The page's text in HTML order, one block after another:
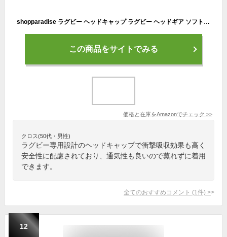
shopparadise ラグビー ヘッドキャップ ラグビー ヘッドギア ソフトラグビーヘルメット 高密度EVAフォーム 性 衝突防止 頭 衝撃吸収 ヘッドガード 頭転倒怪我防止 頭部保護 ヘッドプロテクター 通気性 汗吸収 快適着用 ラグビーウェア 青少年と大人に適用
この商品をサイトでみる
価格と在庫をAmazonでチェック >>
クロス(50代・男性)
ラグビー専用設計のヘッドキャップで衝撃吸収効果も高く
安全性に配慮されており、通気性も良いので蒸れずに着用
できます。
全てのおすすめコメント (1 件) >
12